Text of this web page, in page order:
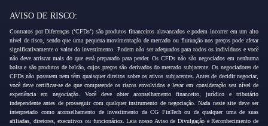
AVISO DE RISCO:
Contratos por Diferenças (‘CFDs’) são produtos financeiros alavancados e podem incorrer em um alto
nível de risco, sendo que uma pequena movimentação de mercado ou flutuação nos preços pode afetar
significativamente o valor do investimento. Podem não ser adequados para todos os indivíduos e você
não deve arriscar mais do que está preparado para perder. Os CFDs não são negociados em nenhuma
bolsa e são produtos de balcão, cujos preços são derivados do mercado subjacente. Os negociadores de
CFDs não possuem nem têm quaisquer direitos sobre os ativos subjacentes. Antes de decidir negociar,
você deve certificar-se de que compreende os riscos envolvidos e levar em consideração seu nível de
experiência em negociação. Você deve obter aconselhamento financeiro, jurídico e tributário
independente antes de prosseguir com qualquer instrumento de negociação. Nada neste site deve ser
interpretado como aconselhamento de investimento da CG FinTech ou de qualquer uma de suas
afiliadas, diretores, executivos ou funcionários. Leia nosso Aviso de Divulgação e Reconhecimento de